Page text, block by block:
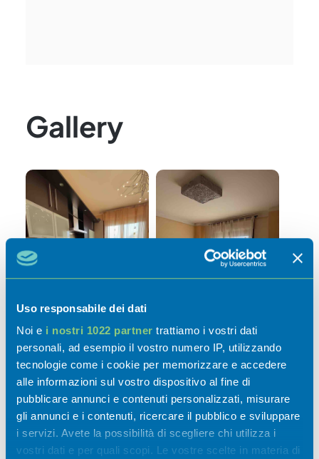
Uso responsabile dei dati
Noi e i nostri 1022 partner trattiamo i vostri dati
personali, ad esempio il vostro numero IP, utilizzando
tecnologie come i cookie per memorizzare e accedere
alle informazioni sul vostro dispositivo al fine di
pubblicare annunci e contenuti personalizzati, misurare
gli annunci e i contenuti, ricercare il pubblico e sviluppare
i servizi. Avete la possibilità di scegliere chi utilizza i
vostri dati e per quali scopi. Le vostre scelte in materia di
Gallery
Attività